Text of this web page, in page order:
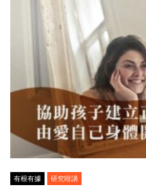
有根有據 研究咁講